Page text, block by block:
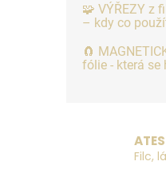
🧩 VÝŘEZY z
– kdy co
🧲
fólie - která se
Filc,